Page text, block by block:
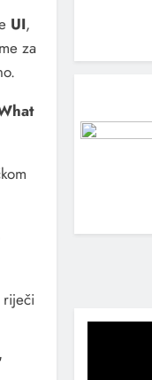
UI,
za